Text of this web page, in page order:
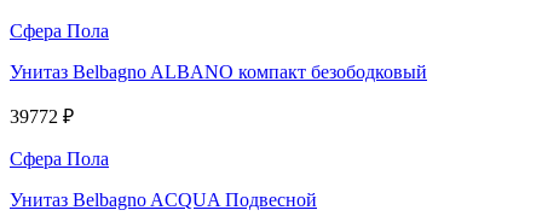
Сфера Пола
Унитаз Belbagno ALBANO компакт безободковый
39772 ₽
Сфера Пола
Унитаз Belbagno ACQUA Подвесной